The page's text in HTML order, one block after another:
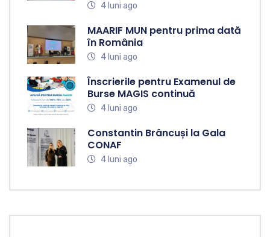
4 luni ago
MAARIF MUN pentru prima dată
în România
4 luni ago
Înscrierile pentru Examenul de
Burse MAGIS continuă
4 luni ago
Constantin Brâncuși la Gala
CONAF
4 luni ago